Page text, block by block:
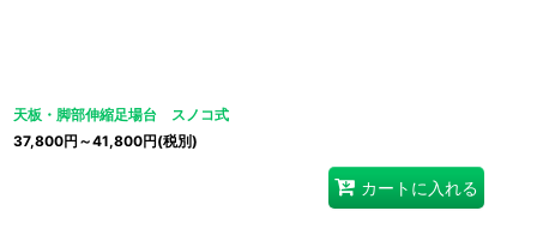
天板・脚部伸縮足場台 スノコ式
37,800円 ～41,800円(税別)
カートに入れる